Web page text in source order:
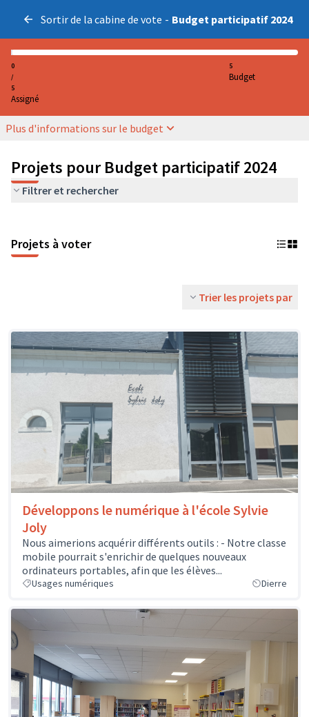
Sortir de la cabine de vote - Budget participatif 2024
0
/
5
Assigné
5
Budget
Plus d'informations sur le budget
Projets pour Budget participatif 2024
Filtrer et rechercher
Projets à voter
Trier les projets par
Développons le numérique à l'école Sylvie
Joly
Nous aimerions acquérir différents outils : - Notre classe
mobile pourrait s'enrichir de quelques nouveaux
ordinateurs portables, afin que les élèves...
Usages numériques Dierre